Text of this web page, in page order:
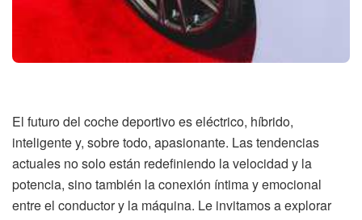
El futuro del coche deportivo es eléctrico, híbrido,
inteligente y, sobre todo, apasionante. Las tendencias
actuales no solo están redefiniendo la velocidad y la
potencia, sino también la conexión íntima y emocional
entre el conductor y la máquina. Le invitamos a explorar